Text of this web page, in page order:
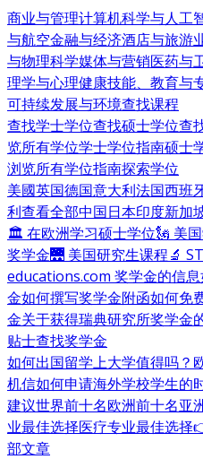
商业与管理计算机科学与人工
与航空金融与经济酒店与旅游
与物理科学媒体与营销医药与
理学与心理健康技能、教育与
可持续发展与环境查找课程
查找学士学位查找硕士学位查
览所有学位学士学位指南硕士
浏览所有学位指南探索学位
美國英国德国意大利法国西班
利查看全部中国日本印度新加
🏛 在欧洲学习硕士学位🗽 美
奖学金🌉 美国研究生课程🔬
educations.com 奖学金的信息
金如何撰写奖学金附函如何免
金关于获得瑞典研究所奖学金
贴士查找奖学金
如何出国留学上大学值得吗？
机信如何申请海外学校学生的
建议世界前十名欧洲前十名亚
业最佳选择医疗专业最佳选择
部文章